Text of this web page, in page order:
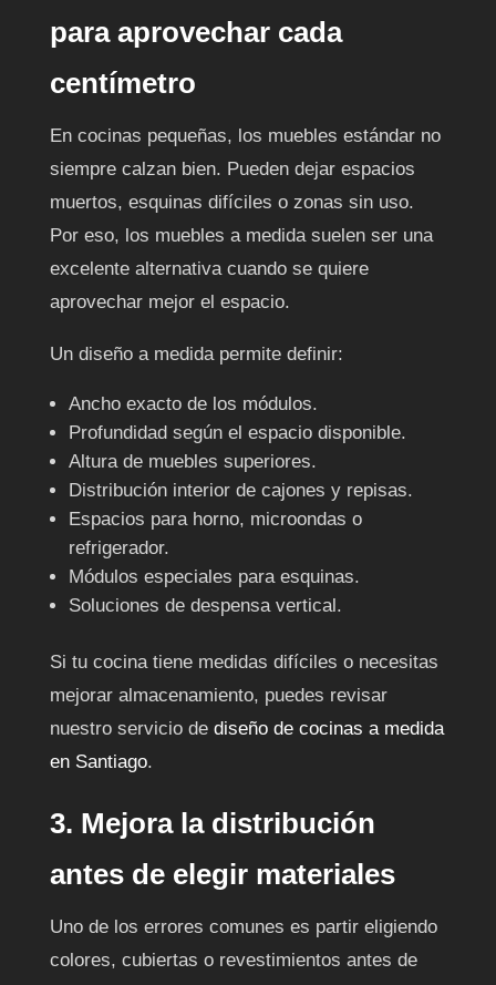
para aprovechar cada
centímetro
En cocinas pequeñas, los muebles estándar no
siempre calzan bien. Pueden dejar espacios
muertos, esquinas difíciles o zonas sin uso.
Por eso, los muebles a medida suelen ser una
excelente alternativa cuando se quiere
aprovechar mejor el espacio.
Un diseño a medida permite definir:
Ancho exacto de los módulos.
Profundidad según el espacio disponible.
Altura de muebles superiores.
Distribución interior de cajones y repisas.
Espacios para horno, microondas o
refrigerador.
Módulos especiales para esquinas.
Soluciones de despensa vertical.
Si tu cocina tiene medidas difíciles o necesitas
mejorar almacenamiento, puedes revisar
nuestro servicio de diseño de cocinas a medida
en Santiago.
3. Mejora la distribución
antes de elegir materiales
Uno de los errores comunes es partir eligiendo
colores, cubiertas o revestimientos antes de